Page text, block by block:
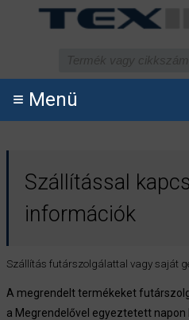
≡ Menü
Szállítással
információk
Szállítás futárszolgálattal vagy saját
A megrendelt termékeket
a Megrendelővel egyeztetett napon